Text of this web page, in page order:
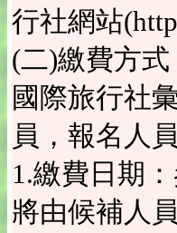
行社網站
(二)繳費方
國際旅行社
員，報名人
1.繳費日期
將由候補人